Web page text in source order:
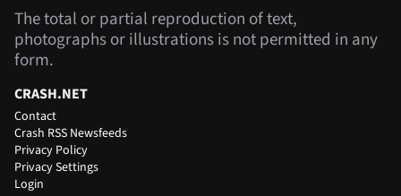
The total or partial reproduction of text,
photographs or illustrations is not permitted in any
form.
CRASH.NET
Contact
Crash RSS Newsfeeds
Privacy Policy
Privacy Settings
Login